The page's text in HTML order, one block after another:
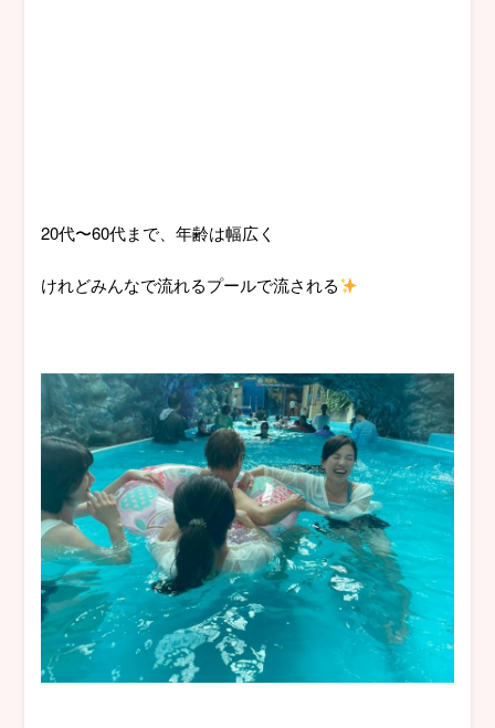
20代〜60代まで、年齢は幅広く
けれどみんなで流れるプールで流される